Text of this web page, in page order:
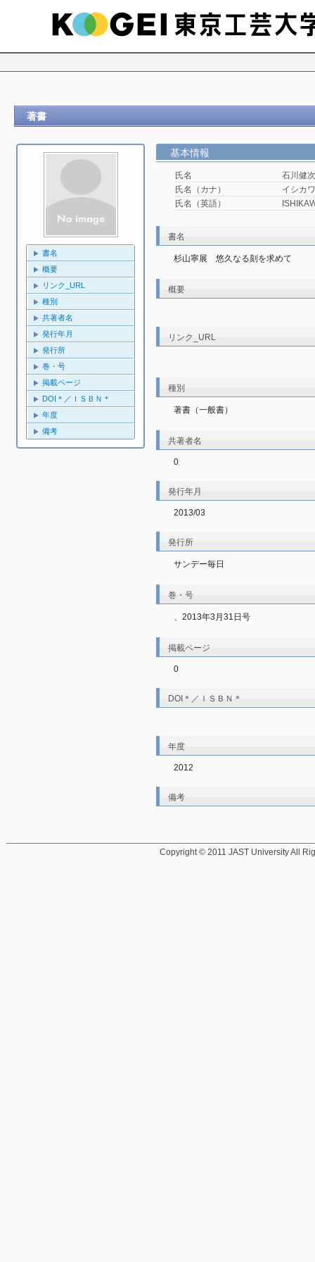
著書
書名
概要
リンク_URL
種別
共著者名
発行年月
発行所
巻・号
掲載ページ
DOI＊／ＩＳＢＮ＊
年度
備考
基本情報
氏名
石川健次
氏名（カナ）
イシカ
氏名（英語）
書名
杉山寧展 悠久なる刻を求めて
概要
リンク_URL
種別
著書（一般書）
共著者名
0
発行年月
2013/03
発行所
サンデー毎日
巻・号
、2013年3月31日号
掲載ページ
0
DOI＊／ＩＳＢＮ＊
年度
2012
備考